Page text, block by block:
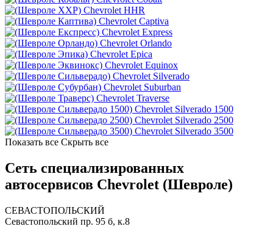
Chevrolet HHR
Chevrolet Captiva
Chevrolet Express
Chevrolet Orlando
Chevrolet Epica
Chevrolet Equinox
Chevrolet Silverado
Chevrolet Suburban
Chevrolet Traverse
Chevrolet Silverado 1500
Chevrolet Silverado 2500
Chevrolet Silverado 3500
Показать все Скрыть все
Сеть специализированных
автосервисов Chevrolet (Шевроле)
СЕВАСТОПОЛЬСКИЙ
Севастопольский пр. 95 б, к.8